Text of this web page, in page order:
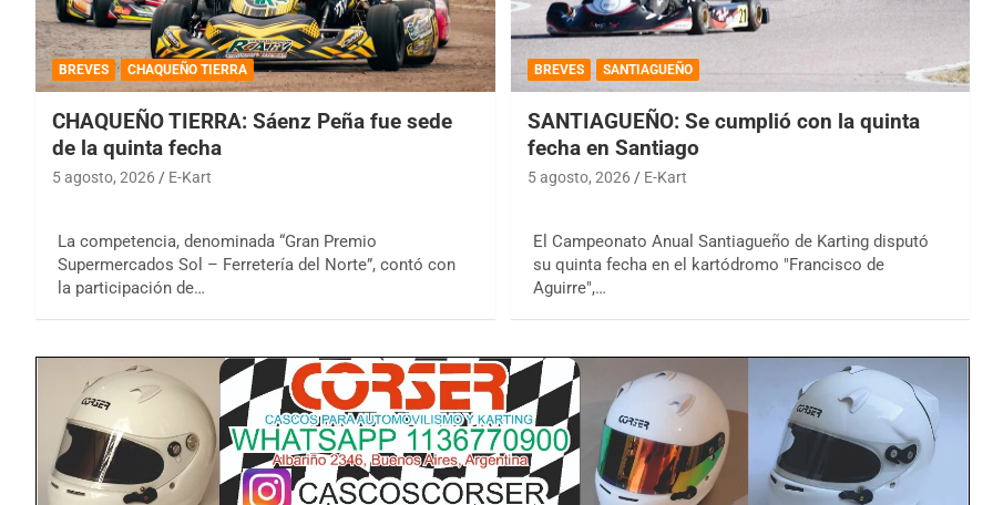
BREVES CHAQUEÑO TIERRA
CHAQUEÑO TIERRA: Sáenz Peña fue sede
de la quinta fecha
5 agosto, 2026 E-Kart
La competencia, denominada “Gran Premio
Supermercados Sol – Ferretería del Norte”, contó con
la participación de…
BREVES SANTIAGUEÑO
SANTIAGUEÑO: Se cumplió con la quinta
fecha en Santiago
5 agosto, 2026 E-Kart
El Campeonato Anual Santiagueño de Karting disputó
su quinta fecha en el kartódromo "Francisco de
Aguirre",…